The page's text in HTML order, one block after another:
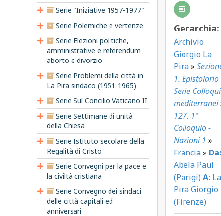
Serie "Iniziative 1957-1977"
Serie Polemiche e vertenze
Serie Elezioni politiche,
amministrative e referendum
aborto e divorzio
Serie Problemi della città in
La Pira sindaco (1951-1965)
Serie Sul Concilio Vaticano II
Serie Settimane di unità
della Chiesa
Serie Istituto secolare della
Regalità di Cristo
Serie Convegni per la pace e
la civiltà cristiana
Serie Convegno dei sindaci
delle città capitali ed
anniversari
Gerarchia:
Archivio
Giorgio La
Pira»
1. Epistolario
Serie Colloqui
mediterranei
127. 1°
Colloquio -
Nazioni 1 »
Francia» Da:
Abela Paul
(Parigi) A: La
Pira Giorgio
(Firenze)